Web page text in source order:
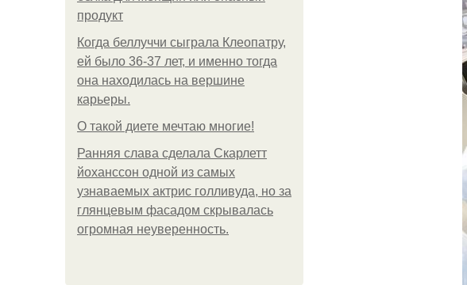
продукт
Когда беллуччи сыграла Клеопатру,
ей было 36-37 лет, и именно тогда
она находилась на вершине
карьеры.
О такой диете мечтаю многие!
Ранняя слава сделала Скарлетт
йоханссон одной из самых
узнаваемых актрис голливуда, но за
глянцевым фасадом скрывалась
огромная неуверенность.